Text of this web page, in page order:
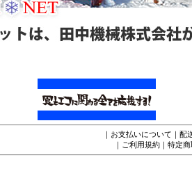
｜ お支払いについて ｜ 配
｜ ご利用規約 ｜ 特定